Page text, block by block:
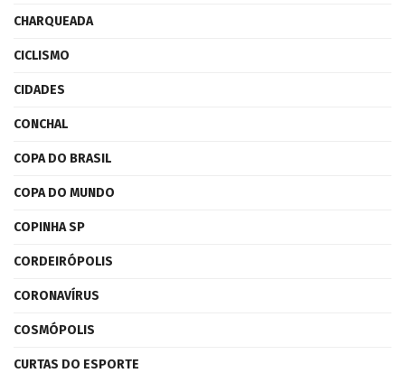
CHARQUEADA
CICLISMO
CIDADES
CONCHAL
COPA DO BRASIL
COPA DO MUNDO
COPINHA SP
CORDEIRÓPOLIS
CORONAVÍRUS
COSMÓPOLIS
CURTAS DO ESPORTE